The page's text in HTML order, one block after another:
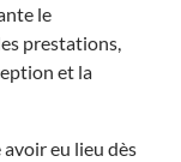
le
prestations,
et la
eu lieu dès